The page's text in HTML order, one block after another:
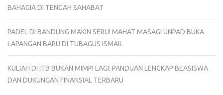
BAHAGIA DI TENGAH SAHABAT
PADEL DI BANDUNG MAKIN SERU! MAHAT MASAGI UNPAD BUKA
LAPANGAN BARU DI TUBAGUS ISMAIL
KULIAH DI ITB BUKAN MIMPI LAGI: PANDUAN LENGKAP BEASISWA
DAN DUKUNGAN FINANSIAL TERBARU